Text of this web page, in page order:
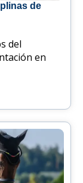
de
del
en